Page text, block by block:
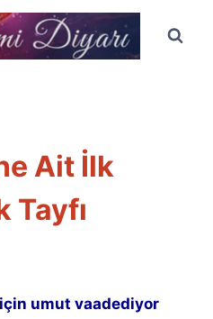
Ait İlk
Tayfı
umut vaadediyor